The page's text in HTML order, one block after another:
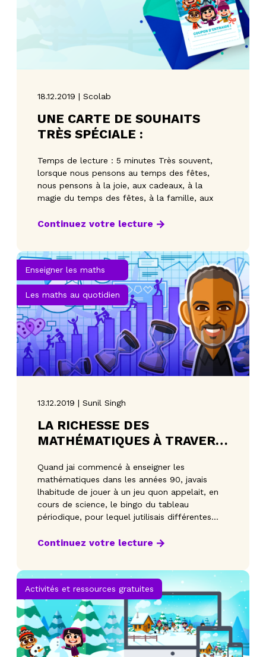
18.12.2019 | Scolab
UNE CARTE DE SOUHAITS
TRÈS SPÉCIALE :
Temps de lecture : 5 minutes Très souvent,
lorsque nous pensons au temps des fêtes,
nous pensons à la joie, aux cadeaux, à la
magie du temps des fêtes, à la famille, aux
Continuez votre lecture
Enseigner les maths
Les maths au quotidien
13.12.2019 | Sunil Singh
LA RICHESSE DES
MATHÉMATIQUES À TRAVERS
Quand jai commencé à enseigner les
mathématiques dans les années 90, javais
lhabitude de jouer à un jeu quon appelait, en
cours de science, le bingo du tableau
périodique, pour lequel jutilisais différentes
Continuez votre lecture
Activités et ressources gratuites